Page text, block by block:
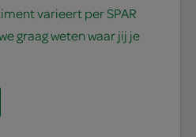
varieert per SPAR
graag weten waar jij je